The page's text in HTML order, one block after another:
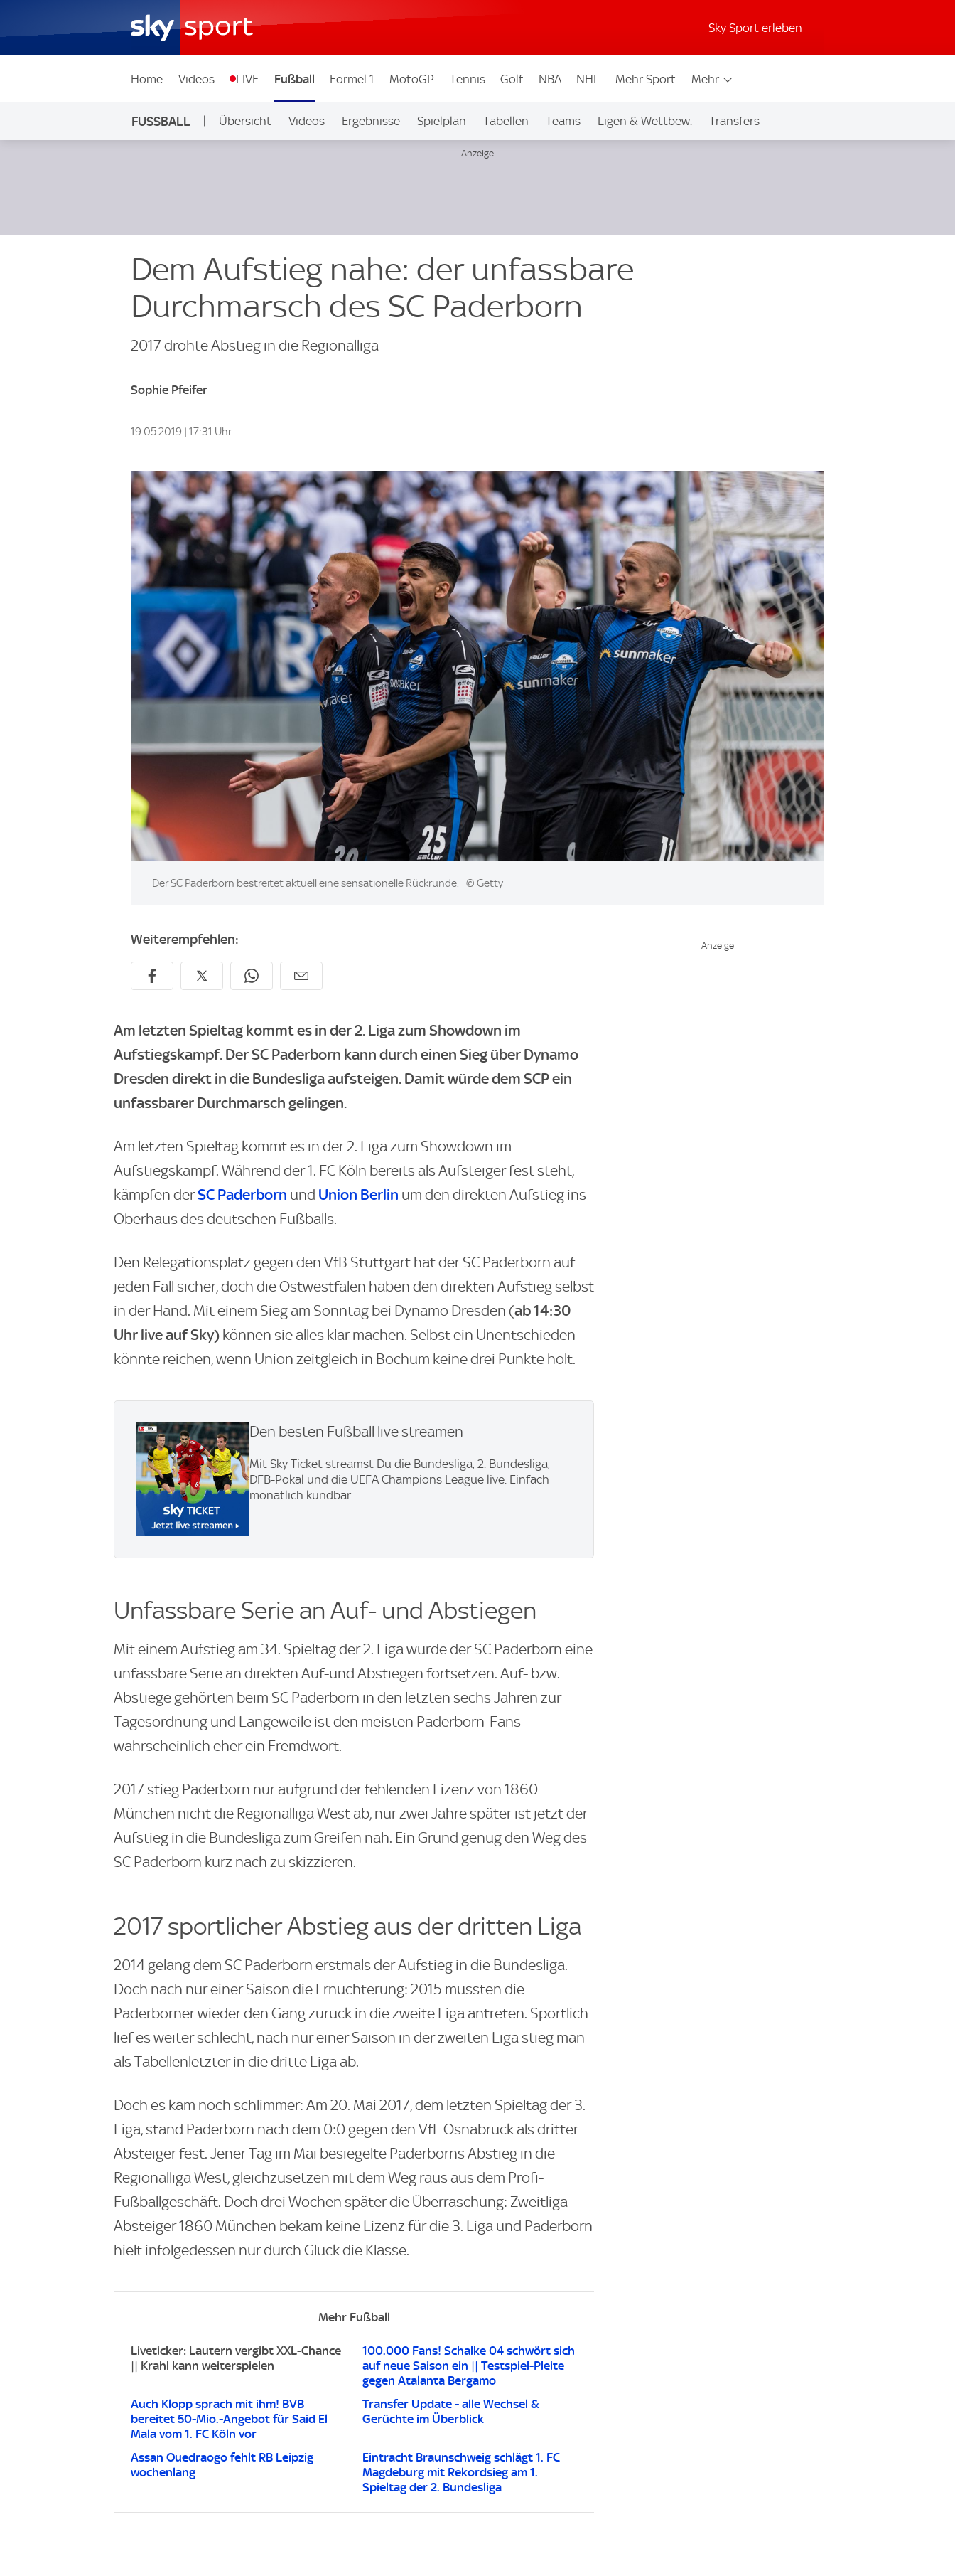
Sky Sport erleben
Home Videos LIVE Fußball Formel 1 MotoGP Tennis Golf NBA NHL Mehr Sport Mehr
FUSSBALL Übersicht Videos Ergebnisse Spielplan Tabellen Teams Ligen & Wettbew. Transfers
Dem Aufstieg nahe: der unfassbare
Durchmarsch des SC Paderborn
2017 drohte Abstieg in die Regionalliga
Sophie Pfeifer
19.05.2019 | 17:31 Uhr
Image:
Der SC Paderborn bestreitet aktuell eine sensationelle Rückrunde. © Getty
Weiterempfehlen:
Am letzten Spieltag kommt es in der 2. Liga zum Showdown im
Aufstiegskampf. Der SC Paderborn kann durch einen Sieg über Dynamo
Dresden direkt in die Bundesliga aufsteigen. Damit würde dem SCP ein
unfassbarer Durchmarsch gelingen.
Am letzten Spieltag kommt es in der 2. Liga zum Showdown im
Aufstiegskampf. Während der 1. FC Köln bereits als Aufsteiger fest steht,
kämpfen derSC Paderborn und Union Berlin um den direkten Aufstieg ins
Oberhaus des deutschen Fußballs.
Den Relegationsplatz gegen den VfB Stuttgart hat der SC Paderborn auf
jeden Fall sicher, doch die Ostwestfalen haben den direkten Aufstieg selbst
in der Hand. Mit einem Sieg am Sonntag bei Dynamo Dresden (ab 14:30
Uhr live auf Sky) können sie alles klar machen. Selbst ein Unentschieden
könnte reichen, wenn Union zeitgleich in Bochum keine drei Punkte holt.
Den besten Fußball live streamen
Mit Sky Ticket streamst Du die Bundesliga, 2. Bundesliga,
DFB-Pokal und die UEFA Champions League live. Einfach
monatlich kündbar.
Unfassbare Serie an Auf- und Abstiegen
Mit einem Aufstieg am 34. Spieltag der 2. Liga würde der SC Paderborn eine
unfassbare Serie an direkten Auf-und Abstiegen fortsetzen. Auf- bzw.
Abstiege gehörten beim SC Paderborn in den letzten sechs Jahren zur
Tagesordnung und Langeweile ist den meisten Paderborn-Fans
wahrscheinlich eher ein Fremdwort.
2017 stieg Paderborn nur aufgrund der fehlenden Lizenz von 1860
München nicht die Regionalliga West ab, nur zwei Jahre später ist jetzt der
Aufstieg in die Bundesliga zum Greifen nah. Ein Grund genug den Weg des
SC Paderborn kurz nach zu skizzieren.
2017 sportlicher Abstieg aus der dritten Liga
2014 gelang dem SC Paderborn erstmals der Aufstieg in die Bundesliga.
Doch nach nur einer Saison die Ernüchterung: 2015 mussten die
Paderborner wieder den Gang zurück in die zweite Liga antreten. Sportlich
lief es weiter schlecht, nach nur einer Saison in der zweiten Liga stieg man
als Tabellenletzter in die dritte Liga ab.
Doch es kam noch schlimmer: Am 20. Mai 2017, dem letzten Spieltag der 3.
Liga, stand Paderborn nach dem 0:0 gegen den VfL Osnabrück als dritter
Absteiger fest. Jener Tag im Mai besiegelte Paderborns Abstieg in die
Regionalliga West, gleichzusetzen mit dem Weg raus aus dem Profi-
Fußballgeschäft. Doch drei Wochen später die Überraschung: Zweitliga-
Absteiger 1860 München bekam keine Lizenz für die 3. Liga und Paderborn
hielt infolgedessen nur durch Glück die Klasse.
Mehr Fußball
Liveticker: Lautern vergibt XXL-Chance
|| Krahl kann weiterspielen
100.000 Fans! Schalke 04 schwört sich
auf neue Saison ein || Testspiel-Pleite
gegen Atalanta Bergamo
Auch Klopp sprach mit ihm! BVB
bereitet 50-Mio.-Angebot für Said El
Mala vom 1. FC Köln vor
Transfer Update - alle Wechsel &
Gerüchte im Überblick
Assan Ouedraogo fehlt RB Leipzig
wochenlang
Eintracht Braunschweig schlägt 1. FC
Magdeburg mit Rekordsieg am 1.
Spieltag der 2. Bundesliga